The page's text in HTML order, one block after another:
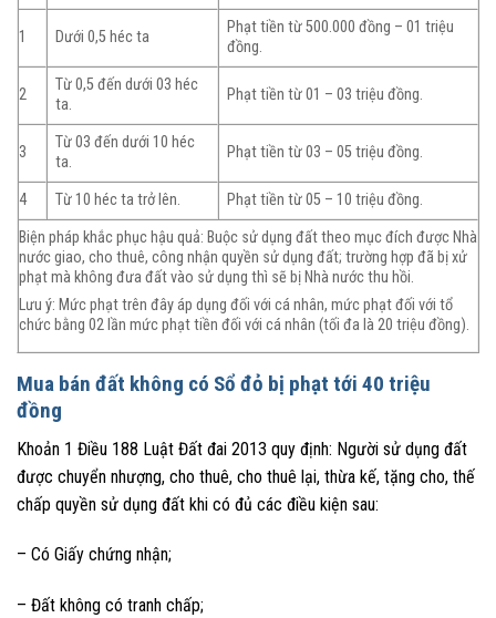
1 Dưới 0,5 héc ta
Phạt tiền từ 500.000 đồng – 01 triệu
đồng.
2
Từ 0,5 đến dưới 03 héc
ta.
Phạt tiền từ 01 – 03 triệu đồng.
3
Từ 03 đến dưới 10 héc
ta.
Phạt tiền từ 03 – 05 triệu đồng.
4 Từ 10 héc ta trở lên.
Phạt tiền từ 05 – 10 triệu đồng.
Biện pháp khắc phục hậu quả: Buộc sử dụng đất theo mục đích được Nhà
nước giao, cho thuê, công nhận quyền sử dụng đất; trường hợp đã bị xử
phạt mà không đưa đất vào sử dụng thì sẽ bị Nhà nước thu hồi.
Lưu ý: Mức phạt trên đây áp dụng đối với cá nhân, mức phạt đối với tổ
chức bằng 02 lần mức phạt tiền đối với cá nhân (tối đa là 20 triệu đồng).
Mua bán đất không có Sổ đỏ bị phạt tới 40 triệu
đồng
Khoản 1 Điều 188 Luật Đất đai 2013 quy định: Người sử dụng đất
được chuyển nhượng, cho thuê, cho thuê lại, thừa kế, tặng cho, thế
chấp quyền sử dụng đất khi có đủ các điều kiện sau:
– Có Giấy chứng nhận;
– Đất không có tranh chấp;